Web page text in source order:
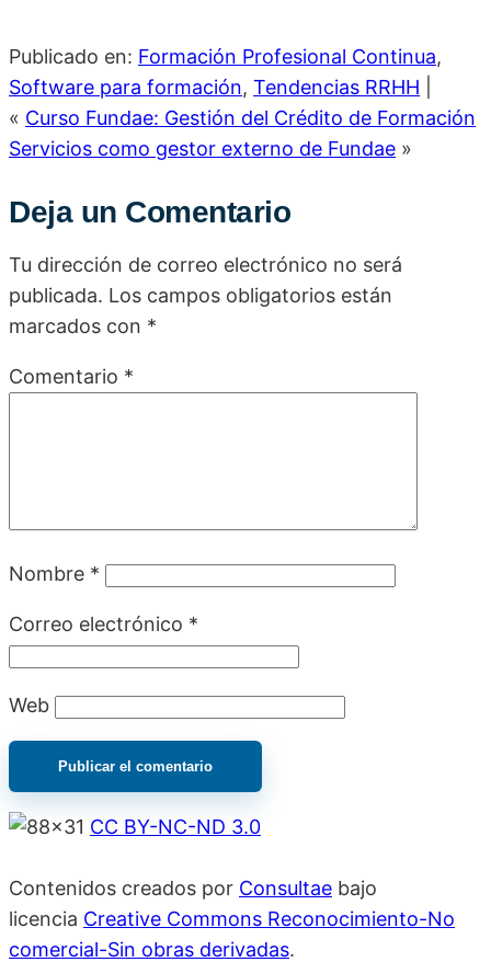
Publicado en: Formación Profesional Continua,
Software para formación, Tendencias RRHH
« Curso Fundae: Gestión del Crédito de Formación
Servicios como gestor externo de Fundae »
Deja un Comentario
Tu dirección de correo electrónico no será
publicada. Los campos obligatorios están
marcados con *
Comentario *
Nombre *
Correo electrónico *
Web
CC BY-NC-ND 3.0
Contenidos creados por Consultae bajo
licencia Creative Commons Reconocimiento-No
comercial-Sin obras derivadas.